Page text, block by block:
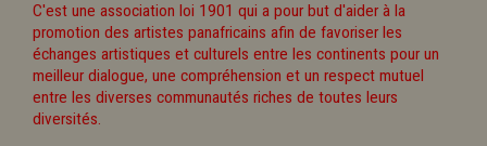
C'est une association loi 1901 qui a pour but d'aider à la
promotion des artistes panafricains afin de favoriser les
échanges artistiques et culturels entre les continents pour un
meilleur dialogue, une compréhension et un respect mutuel
entre les diverses communautés riches de toutes leurs
diversités.